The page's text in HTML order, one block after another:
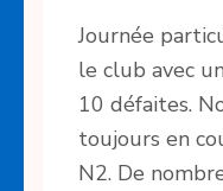
Journée
le club avec
10 défaites.
toujours en
N2. De